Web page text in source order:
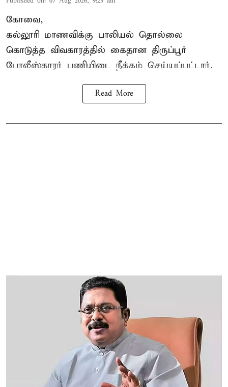
கோவை,
கல்லூரி மாணவிக்கு பாலியல் தொல்லை
கொடுத்த விவகாரத்தில் கைதான திருப்பூர்
போலீஸ்காரர் பணியிடை நீக்கம் செய்யப்பட்டார்.
Read More